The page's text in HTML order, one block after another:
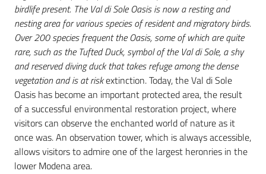
birdlife present. The Val di Sole Oasis is now a resting and
nesting area for various species of resident and migratory birds.
Over 200 species frequent the Oasis, some of which are quite
rare, such as the Tufted Duck, symbol of the Val di Sole, a shy
and reserved diving duck that takes refuge among the dense
vegetation and is at riskextinction. Today, the Val di Sole
Oasis has become an important protected area, the result
of a successful environmental restoration project, where
visitors can observe the enchanted world of nature as it
once was. An observation tower, which is always accessible,
allows visitors to admire one of the largest heronries in the
lower Modena area.